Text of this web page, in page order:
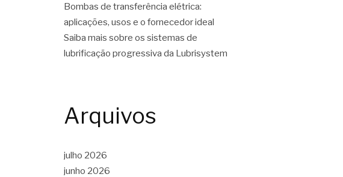
Bombas de transferência elétrica:
aplicações, usos e o fornecedor ideal
Saiba mais sobre os sistemas de
lubrificação progressiva da Lubrisystem
Arquivos
julho 2026
junho 2026